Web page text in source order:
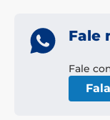
Fale
Fale